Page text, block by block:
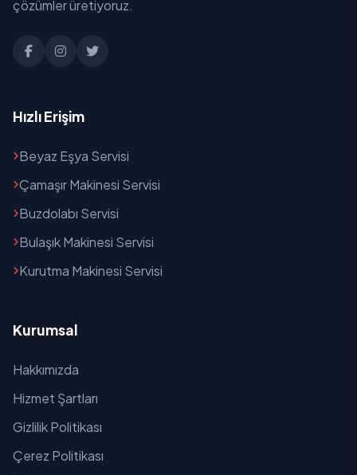
çözümler üretiyoruz.
Hızlı Erişim
Beyaz Eşya Servisi
Çamaşır Makinesi Servisi
Buzdolabı Servisi
Bulaşık Makinesi Servisi
Kurutma Makinesi Servisi
Kurumsal
Hakkımızda
Hizmet Şartları
Gizlilik Politikası
Çerez Politikası